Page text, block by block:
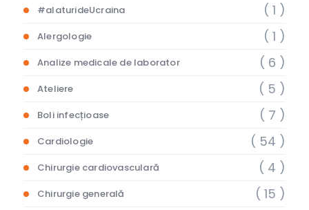
#alaturideUcraina ( 1 )
Alergologie ( 1 )
Analize medicale de laborator ( 6 )
Ateliere ( 5 )
Boli infecțioase ( 7 )
Cardiologie ( 54 )
Chirurgie cardiovasculară ( 4 )
Chirurgie generală ( 15 )